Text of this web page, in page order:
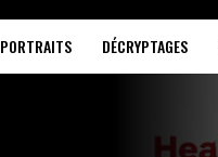
PORTRAITS DÉCRYPTAGES